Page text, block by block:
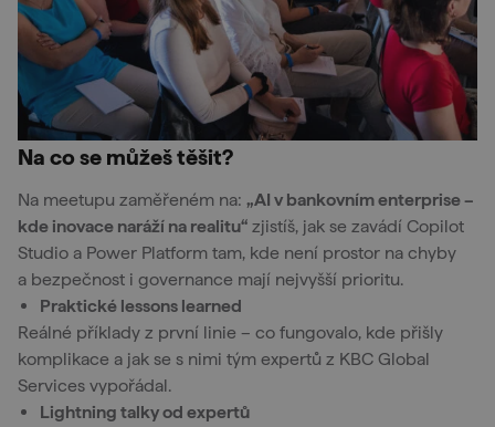
Na co se můžeš těšit?
Na meetupu zaměřeném na: „AI v bankovním enterprise –
kde inovace naráží na realitu“ zjistíš, jak se zavádí Copilot
Studio a Power Platform tam, kde není prostor na chyby
a bezpečnost i governance mají nejvyšší prioritu.
Praktické lessons learned
Reálné příklady z první linie – co fungovalo, kde přišly
komplikace a jak se s nimi tým expertů z KBC Global
Services vypořádal.
Lightning talky od expertů